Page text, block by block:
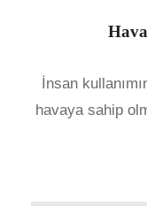
İnsan
havaya sahip